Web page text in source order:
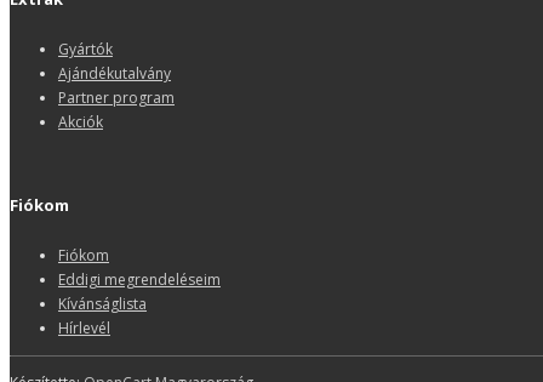
Gyártók
Ajándékutalvány
Partner program
Akciók
Fiókom
Fiókom
Eddigi megrendeléseim
Kívánságlista
Hírlevél